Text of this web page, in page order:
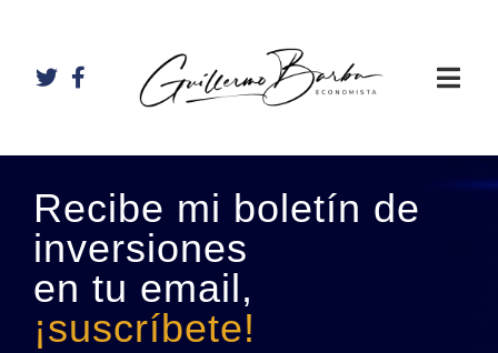
Recibe mi boletín de
inversiones
en tu email,
¡suscríbete!